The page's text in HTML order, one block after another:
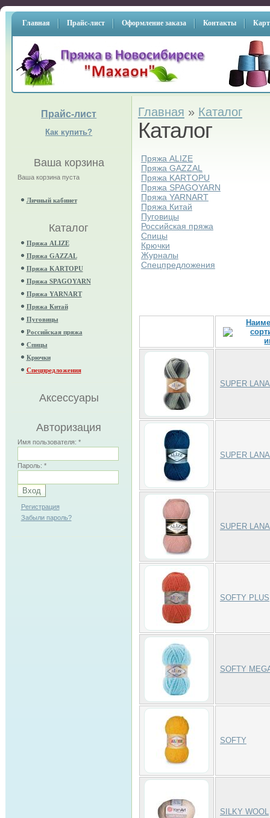
Главная Прайс-лист Оформление заказа Контакты
Прайс-лист
Как купить?
Ваша корзина
Ваша корзина пуста
Личный кабинет
Каталог
Пряжа ALIZE
Пряжа GAZZAL
Пряжа KARTOPU
Пряжа SPAGOYARN
Пряжа YARNART
Пряжа Китай
Пуговицы
Российская пряжа
Спицы
Крючки
Спецпредложения
Аксессуары
Авторизация
Имя пользователя: *
Пароль: *
Регистрация
Забыли пароль?
Главная » Каталог
Каталог
Пряжа ALIZE
Пряжа GAZZAL
Пряжа KARTOPU
Пряжа SPAGOYARN
Пряжа YARNART
Пряжа Китай
Пуговицы
Российская пряжа
Спицы
Крючки
Журналы
Спецпредложения
SUPER
SUPER
SUPER
SOFTY PLUS
SOFTY
SOFTY
SILKY WOOL